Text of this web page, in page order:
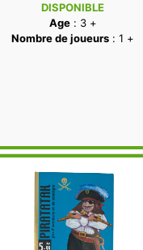
DISPONIBLE
Age: 3 +
Nombre de joueurs : 1 +